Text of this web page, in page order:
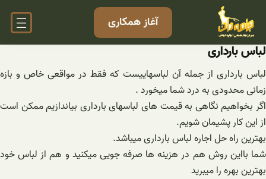
محتوا
آغاز همکاری
لباس بارداری
لباس بارداری از جمله آن لباسهاییست که فقط در مواقعی خاص و بازه
زمانی محدودی به درد شما میخورد .
اگر بخواهیم نگاهی به قیمت های لباسهای بارداری بیاندازیم ممکن است
از این کار پشیمان شویم.
بهترین راه حل اجاره لباس بارداری میباشد.
شما بااین روش هم در هزینه ها صرفه جویی میکنید و هم از لباس خود
بهترین بهره را میبرید